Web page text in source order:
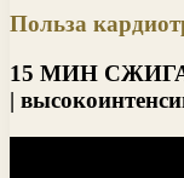
Польза
15 МИН
|